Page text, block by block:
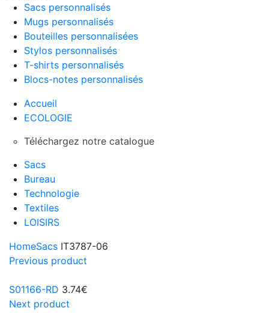
Sacs personnalisés
Mugs personnalisés
Bouteilles personnalisées
Stylos personnalisés
T-shirts personnalisés
Blocs-notes personnalisés
Accueil
ECOLOGIE
Téléchargez notre catalogue
Sacs
Bureau
Technologie
Textiles
LOISIRS
HomeSacs IT3787-06
Previous product
S01166-RD 3.74€
Next product